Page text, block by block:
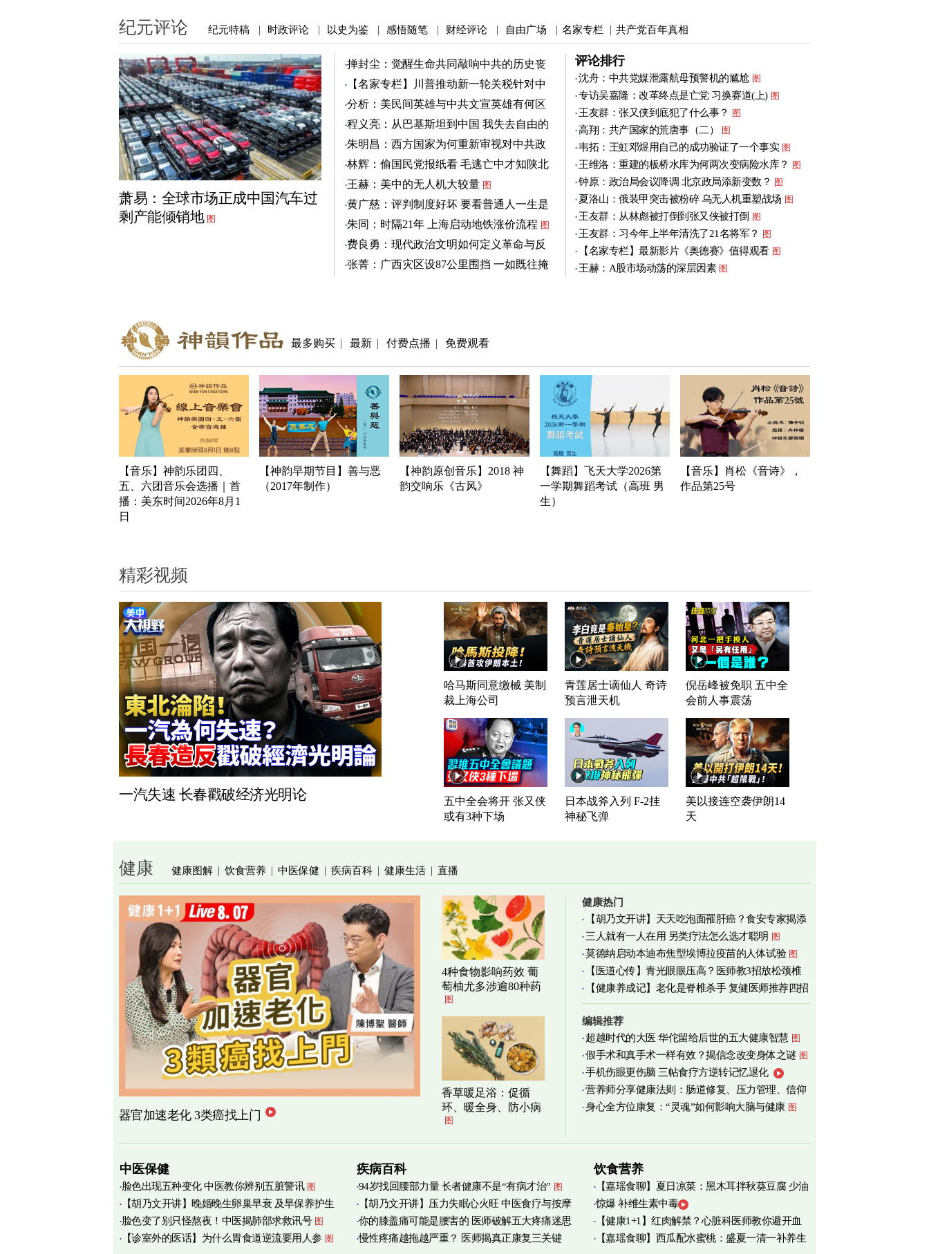
纪元评论 纪元特稿 | 时政评论 | 以史为鉴 | 感悟随笔 | 财经评论 | 自由广场 | 名家专栏 | 共产党百年真相
萧易：全球市场正成中国汽车过
剩产能倾销地 图
掸封尘：觉醒生命共同敲响中共的历史丧
钟 图
【名家专栏】川普推动新一轮关税针对中
共 图
分析：美民间英雄与中共文宣英雄有何区
别 图
程义亮：从巴基斯坦到中国 我失去自由的
两年
朱明昌：西方国家为何重新审视对中共政
策？
图
林辉：偷国民党报纸看 毛逃亡中才知陕北
有刘志丹 图
王赫：美中的无人机大较量 图
黄广慈：评判制度好坏 要看普通人一生是
否安稳
图
朱同：时隔21年 上海启动地铁涨价流程 图
费良勇：现代政治文明如何定义革命与反
革命
图
张菁：广西灾区设87公里围挡 一如既往掩
评论排行
沈舟：中共党媒泄露航母预警机的尴尬 图
专访吴嘉隆：改革终点是亡党 习换赛道(上) 图
王友群：张又侠到底犯了什么事？ 图
高翔：共产国家的荒唐事（二） 图
韦拓：王虹邓煜用自己的成功验证了一个事实 图
王维洛：重建的板桥水库为何两次变病险水库？ 图
钟原：政治局会议降调 北京政局添新变数？ 图
夏洛山：俄装甲突击被粉碎 乌无人机重塑战场 图
王友群：从林彪被打倒到张又侠被打倒 图
王友群：习今年上半年清洗了21名将军？ 图
【名家专栏】最新影片《奥德赛》值得观看 图
王赫：A股市场动荡的深层因素 图
最多购买 | 最新 | 付费点播 | 免费观看
【音乐】神韵乐团四、
五、六团音乐会选播｜首
播：美东时间2026年8月1
日
【神韵早期节目】善与恶
（2017年制作）
【神韵原创音乐】2018 神
韵交响乐《古风》
【舞蹈】飞天大学2026第
一学期舞蹈考试（高班 男
生）
【音乐】肖松《音诗》，
作品第25号
精彩视频
一汽失速 长春戳破经济光明论
哈马斯同意缴械 美制
裁上海公司
青莲居士谪仙人 奇诗
预言泄天机
倪岳峰被免职 五中全
会前人事震荡
五中全会将开 张又侠
或有3种下场
日本战斧入列 F-2挂
神秘飞弹
美以接连空袭伊朗14
天
健康 健康图解 | 饮食营养 | 中医保健 | 疾病百科 | 健康生活 | 直播
器官加速老化 3类癌找上门
4种食物影响药效 葡
萄柚尤多涉逾80种药
图
香草暖足浴：促循
环、暖全身、防小病
图
健康热门
【胡乃文开讲】天天吃泡面罹肝癌？食安专家揭添
加物真相
三人就有一人在用 另类疗法怎么选才聪明 图
莫德纳启动本迪布焦型埃博拉疫苗的人体试验 图
【医道心传】青光眼眼压高？医师教3招放松颈椎
图【健康养成记】老化是脊椎杀手 复健医师推荐四招
减缓
编辑推荐
超越时代的大医 华佗留给后世的五大健康智慧 图
假手术和真手术一样有效？揭信念改变身体之谜 图
手机伤眼更伤脑 三帖食疗方逆转记忆退化
营养师分享健康法则：肠道修复、压力管理、信仰
实践 图
身心全方位康复：“灵魂”如何影响大脑与健康 图
中医保健
脸色出现五种变化 中医教你辨别五脏警讯 图
【胡乃文开讲】晚婚晚生卵巢早衰 及早保养护生
育
脸色变了别只怪熬夜！中医揭肺部求救讯号 图
【诊室外的医话】为什么胃食道逆流要用人参 图
疾病百科
94岁找回腰部力量 长者健康不是“有病才治” 图
【胡乃文开讲】压力失眠心火旺 中医食疗与按摩
自救
你的膝盖痛可能是腰害的 医师破解五大疼痛迷思
图
慢性疼痛越拖越严重？ 医师揭真正康复三关键
饮食营养
【嘉瑶食聊】夏日凉菜：黑木耳拌秋葵豆腐 少油
烟清爽养心 图
惊爆 补维生素中毒
【健康1+1】红肉解禁？心脏科医师教你避开血
管伤害
【嘉瑶食聊】西瓜配水蜜桃：盛夏一清一补养生